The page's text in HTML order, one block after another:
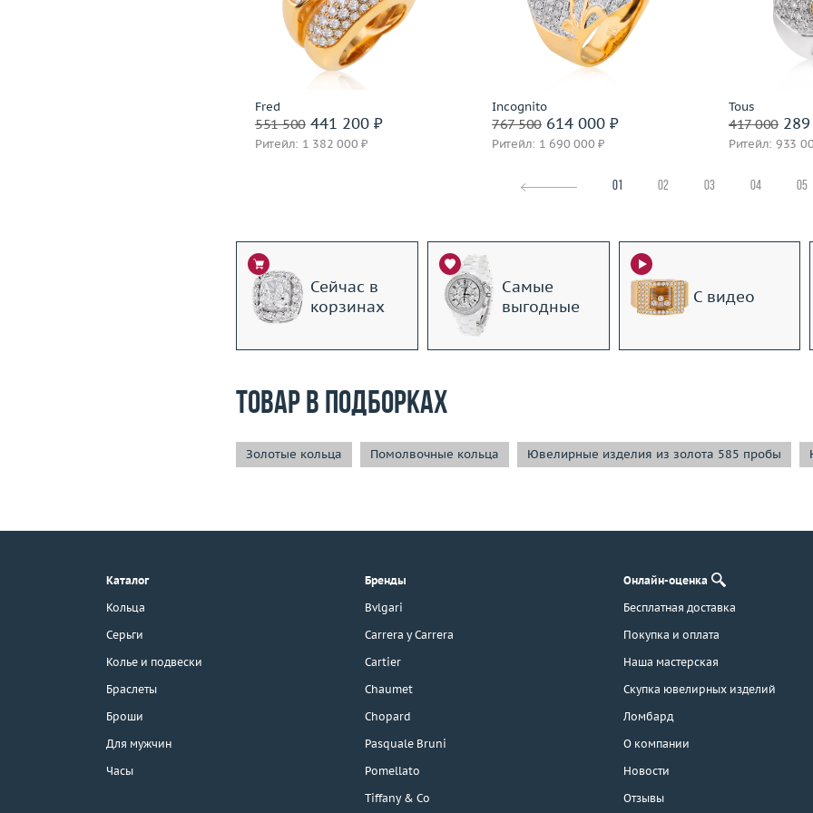
г. Москва, Тихвинский пер., д. 7,
3D-тур по шоуруму
Fred
551 500441 200 ₽
Ритейл: 1 382 000 ₽
Вес (г)
14.88
Материал
золото 750 пробы
Подробнее
Incognito
767 500614 000 ₽
Ритейл: 1 690 000 ₽
Вес (г)
Материал
золото 750 пробы
Подробнее
Tous
417 000289
Ритейл: 933
Материал
01 02 03 04 05
Сейчас в
корзинах
Самые
выгодные
С видео
Товар в подборках
Золотые кольца Помолвочные кольца Ювелирные изделия из золота 585 пробы
Каталог
Кольца
Серьги
Колье и подвески
Браслеты
Броши
Для мужчин
Часы
Бренды
Bvlgari
Carrera y Carrera
Cartier
Chaumet
Chopard
Pasquale Bruni
Pomellato
Tiffany & Co
Онлайн-оценка
Бесплатная доставка
Покупка и оплата
Наша мастерская
Скупка ювелирных изделий
Ломбард
О компании
Новости
Отзывы